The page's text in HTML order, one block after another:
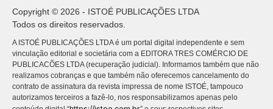
Copyright © 2026 - ISTOÉ PUBLICAÇÕES LTDA
Todos os direitos reservados.
A ISTOÉ PUBLICAÇÕES LTDA é um portal digital independente e sem
vinculação editorial e societária com a EDITORA TRES COMÉRCIO DE
PUBLICACÕES LTDA (recuperação judicial). Informamos também que não
realizamos cobranças e que também não oferecemos cancelamento do
contrato de assinatura da revista impressa de nome ISTOÉ, tampouco
autorizamos terceiros a fazê-lo, nos responsabilizamos apenas pelo